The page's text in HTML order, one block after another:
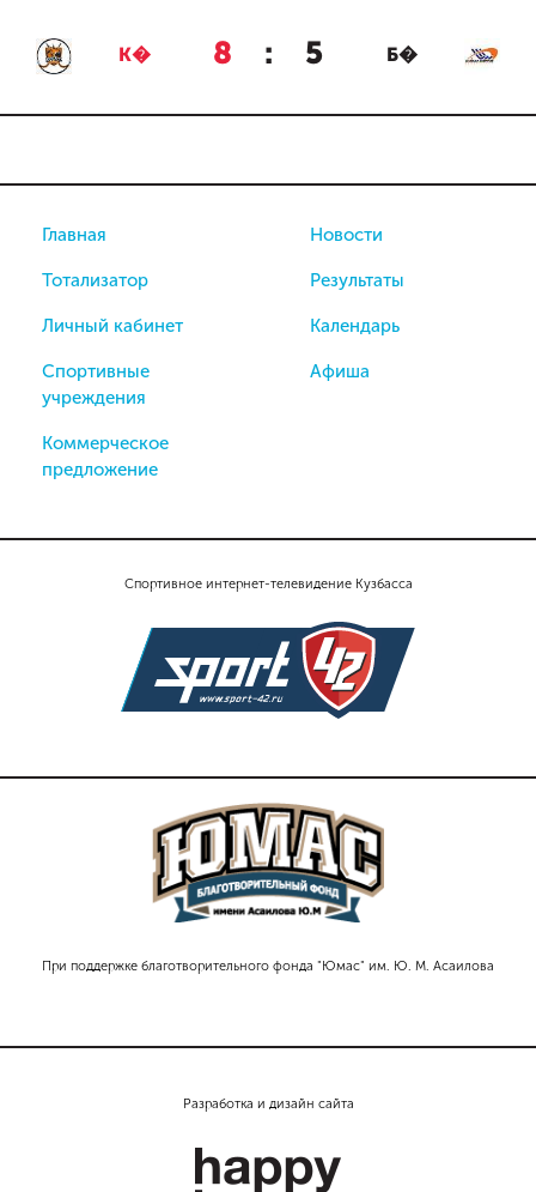
К� 8 : 5 Б�
Спортивное интернет-телевидение Кузбасса
При поддержке благотворительного фонда "Юмас" им. Ю. М. Асаилова
Главная
Тотализатор
Личный кабинет
Спортивные
учреждения
Коммерческое
предложение
Новости
Результаты
Календарь
Афиша
Разработка и дизайн сайта